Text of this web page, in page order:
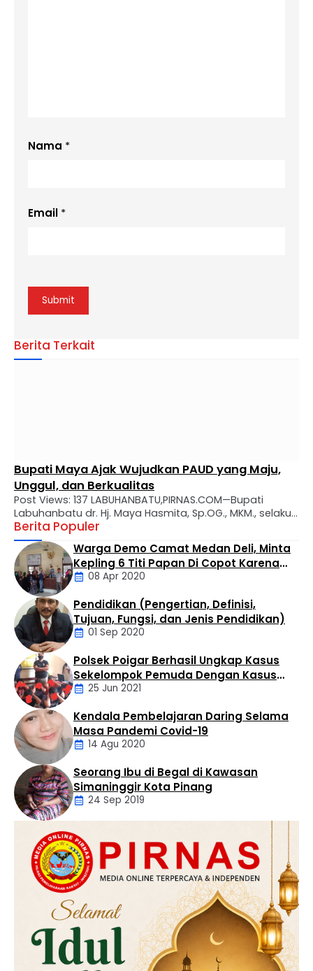
Nama *
Email *
Berita Terkait
Bupati Maya Ajak Wujudkan PAUD yang Maju,
Unggul, dan Berkualitas
Post Views: 137 LABUHANBATU,PIRNAS.COM—Bupati
Labuhanbatu dr. Hj. Maya Hasmita, Sp.OG., MKM., selaku
Bunda PAUD Kabupaten Labuhanbatu secara resmi
mengukuhkan Bunda Pendidikan Anak Usia Dini (PAUD)
tingkat kecamatan, desa, dan kelurahan se-Kabupaten
Labuhanbatu. Prosesi pengukuhan berlangsung di Aula
Rumah Dinas Bupati Labuhanbatu, Rabu (29/07).
Kegiatan tersebut turut dihadiri Ketua Tim Penggerak
PKK Kabupaten Labuhanbatu Ny. Wan …
Berita Populer
Daerah
Warga Demo Camat Medan Deli, Minta
Kepling 6 Titi Papan Di Copot Karena
Tak Perduli Sama Warganya
08 Apr 2020
Artikel
Pendidikan (Pengertian, Definisi,
Tujuan, Fungsi, dan Jenis Pendidikan)
01 Sep 2020
Daerah
Polsek Poigar Berhasil Ungkap Kasus
Sekelompok Pemuda Dengan Kasus
Pencabulan
25 Jun 2021
Artikel
Kendala Pembelajaran Daring Selama
Masa Pandemi Covid-19
14 Agu 2020
Daerah
Hukum
Kriminal
Labusel
Seorang Ibu di Begal di Kawasan
Simaninggir Kota Pinang
24 Sep 2019